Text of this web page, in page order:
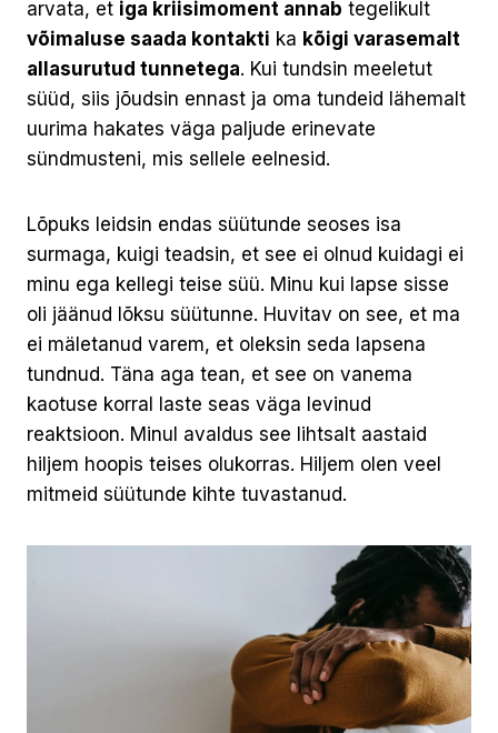
arvata, et iga kriisimoment annab tegelikult
võimaluse saada kontakti ka kõigi varasemalt
allasurutud tunnetega. Kui tundsin meeletut
süüd, siis jõudsin ennast ja oma tundeid lähemalt
uurima hakates väga paljude erinevate
sündmusteni, mis sellele eelnesid.
Lõpuks leidsin endas süütunde seoses isa
surmaga, kuigi teadsin, et see ei olnud kuidagi ei
minu ega kellegi teise süü. Minu kui lapse sisse
oli jäänud lõksu süütunne. Huvitav on see, et ma
ei mäletanud varem, et oleksin seda lapsena
tundnud. Täna aga tean, et see on vanema
kaotuse korral laste seas väga levinud
reaktsioon. Minul avaldus see lihtsalt aastaid
hiljem hoopis teises olukorras. Hiljem olen veel
mitmeid süütunde kihte tuvastanud.